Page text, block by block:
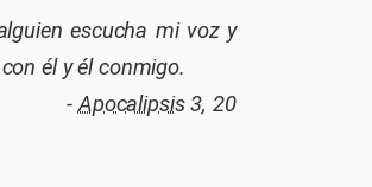
escucha mi voz y
él y él conmigo.
-Apocalipsis3, 20